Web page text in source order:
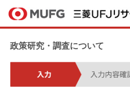
政策研究・調査について